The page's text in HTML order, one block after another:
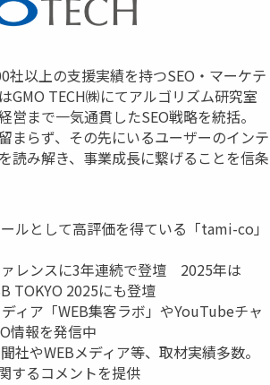
社以上の支援実績を持つSEO・マーケテ
GMO TECH㈱にてアルゴリズム研究室
営まで一気通貫したSEO戦略を統括。
まらず、その先にいるユーザーのインテ
読み解き、事業成長に繋げることを信条
ールとして高評価を得ている「tami-co」
ァレンスに3年連続で登壇 2025年は
TOKYO 2025にも登壇
ディア「WEB集客ラボ」やYouTubeチャ
情報を発信中
社やWEBメディア等、取材実績多数。
するコメントを提供